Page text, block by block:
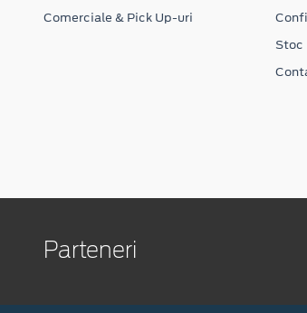
Comerciale & Pick Up-uri
Stoc
Parteneri